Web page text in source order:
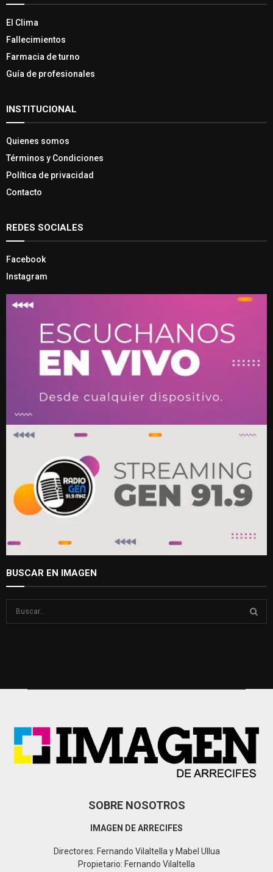
El Clima
Fallecimientos
Farmacia de turno
Guía de profesionales
INSTITUCIONAL
Quienes somos
Términos y Condiciones
Política de privacidad
Contacto
REDES SOCIALES
Facebook
Instagram
BUSCAR EN IMAGEN
SOBRE NOSOTROS
IMAGEN DE ARRECIFES
Directores: Fernando Vilaltella y Mabel Ullua
Propietario: Fernando Vilaltella